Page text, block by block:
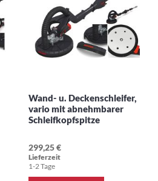
Wand- u. Deckenschleifer,
vario mit abnehmbarer
Schleifkopfspitze
299,25 €
Lieferzeit
1-2 Tage